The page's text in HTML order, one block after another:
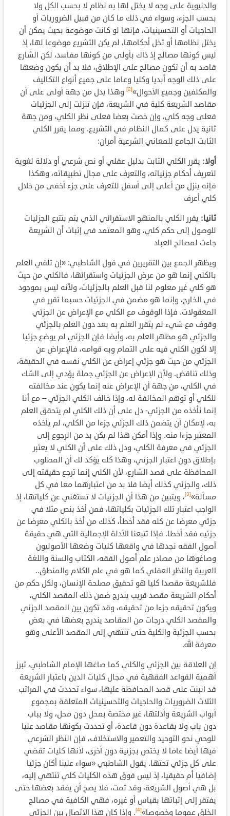
والدنيوية على وجه لا يختل لها به نظام لا بحسب الكل ولا
بحسب الجزء، وسواء في ذلك ما كان من قبيل الضروريات أو
الحاجيات أو التحسينيات، فإنها لو كانت موضوعة بحيث يمكن أن
يختل نظامها أو تخل أحكامها، لم يكن التشريع موضوعا لها، إذ
ليس كونها مصالح إذ ذاك بأولى من كونها مفاسد، لكن الشارع
قاصد به أن تكون مصالح على الإطلاق، فلا بد أن يكون وضعها
على ذلك الوجه أبديا وكليا وعاما على جميع أنواع التكاليف
والمكلفين وجميع الأحوال»[2]
وهذا يدل من جهة أولى على أن
مقاصد الشريعة كلية في الشريعة، فإن تنزلت إلى الجزئيات
فعلى وجه كلي، وإن خصت بعضا فعلى نظر الكلي، ومن جهة
ثانية يدل على كمال النظام في التشريع. ومما يقرر الكلي
الثابت الجامع للمعاني الشرعية أمران:
أولا: يقرر الكلي الثابت بدليل عقلي أو نص شرعي أو دلالة لغوية
لتعريف أحكام جزئياته، والتعرف على مجال تطبيقاته، وهكذا
فإنه ينزل من أعلى إلى أسفل للتعرف على جزء أخفى من خلال
كلي أعرف
ثانيا: يقرر الكلي بالمنهج الاستقرائي الذي يتم بتتبع الجزئيات
للوصول إلى حكم كلي، وهو المعتمد في إثبات أن الشريعة
جاءت لمصالح العباد
ويظهر الجمع بين التقريرين في قول الشاطبي: «إن تلقي العلم
بالكلي إنما هو من عرض الجزئيات واستقرائها، فالكلي من حيث
هو كلي غير معلوم لنا قبل العلم بالجزئيات، ولأنه ليس بموجود
في الخارج، وإنما هو مضمن في الجزئيات حسبما تقرر في
المعقولات. فإذا الوقوف مع الكلي مع الإعراض عن الجزئي
وقوف مع شيء لم يتقرر العلم به بعد دون العلم بالجزئي
والجزئي هو مظهر العلم به، وأيضا فإن الجزئي لم يوضع جزئيا
إلا لكون الكلي فيه على التمام وبه قوامه، فالإعراض عن
الجزئي من حيث هو جزئي إعراض عن الكلي نفسه في الحقيقة،
وذلك تناقض. ولأن الإعراض عن الجزئي جملة يؤدي إلى الشك
في الكلي، من جهة أن الإعراض عنه إنما يكون عند مخالفته
للكلي أو توهم المخالفة له، وإذا خالف الكلي الجزئي – مع أنا
إنما نأخذه من الجزئي- دل على أن ذلك الكلي لم يتحقق العلم
به، لإمكان أن يتضمن ذلك الجزئي جزءا من الكلي، لم يأخذه
المعتبر جزءا منه. وإذا أمكن هذا لم يكن بد من الرجوع إلى
الجزئي في معرفة الكلي، ودل ذلك على أن الكلي لا يعتبر
بإطلاق دون اعتبار الجزئي، وهذا كله يؤكد لك أن المطلوب
المحافظة على قصد الشارع، لأن الكلي إنما ترجع حقيقته إلى
ذلك، والجزئي كذلك أيضا فلا بد من اعتبارهما معا في كل
مسألة»[3]
، ويتبين من هذا أن الجزئيات لا تستغني عن كلياتها، إذ
الواجب اعتبار تلك الجزئيات بكلياتها، فمن أخذ بنص مثلا في
جزئي معرضا عن كله فقد أخطأ، كذلك من أخذ بالكلي معرضا عن
جزئيه فقد أخطا. فإذا تتبعنا الأدلة الإجمالية التي هي حقيقة
أصول الفقه نجدها في واقعها كليات وضعها الأصوليون
وصاغوها من مصادر علم أصول الفقه، الكتاب والسنة واللغة
العربية والنظر العقلي كما هو في علم الكلام والمنطق..
فللشريعة مقصدا كليا هو تحقيق مصلحة الإنسان، ولكل حكم من
أحكام الشريعة مقصد قريب يندرج ضمن ذلك المقصد الكلي،
ويكون تحقيقه جزءا من تحقيقه، وقد تكون بين المقصد الجزئي
والمقصد الكلي درجات من المقاصد يندرج بعضها في بعض
بحسب الجزئية والكلية حتى تنتهي إلى المقصد الأعلى وهو
معرفة الله.
إن العلاقة بين الجزئي والكلي كما صاغها الإمام الشاطبي، تبرز
أهمية القواعد الفقهية في مجال كليات الدين باعتبار الشريعة
قد انبنت على قصد المحافظة عليها، سواء تحددت في المراتب
الثلاث الضروريات والحاجيات والتحسينيات المتعلقة بمجموع
أبواب الشريعة وأدلتها، غير مختصة بمحل دون محل، ولا بباب
دون باب ولا بقاعدة دون قاعدة، أو تحددت بكونها مقاصد عليا
للوحي نحو التوحيد والتعمير والاستخلاف، فإن النظر الشرعي
فيها أيضا عاما لا يختص بجزئية دون أخرى، لأنها كليات تقضي
على كل جزئي تحتها. يقول الشاطبي «سواء علينا أكان جزئيا
إضافيا أم حقيقيا، إذ ليس فوق هذه الكليات كلي تنتهي إليه،
بل هي أصول الشريعة، وقد تمت، فلا يصح أن يفقد بعضها حتى
يفتقر إلى إثباتها بقياس أو غيره، فهي الكافية في مصالح
الخلق عموما وخصوصا»[4] . وإذا كان هذا الاتصال بين الجزئي